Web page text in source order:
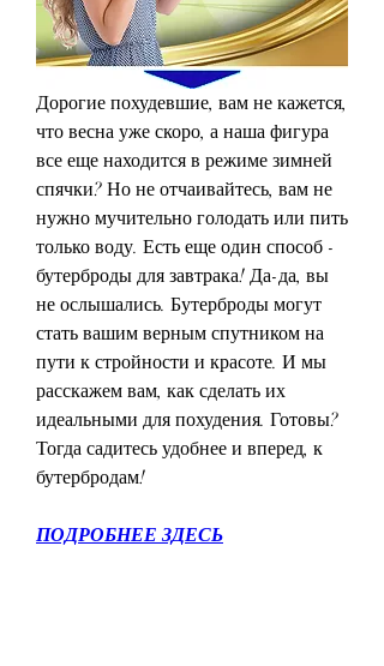
Дорогие похудевшие, вам не кажется,
что весна уже скоро, а наша фигура
все еще находится в режиме зимней
спячки? Но не отчаивайтесь, вам не
нужно мучительно голодать или пить
только воду. Есть еще один способ -
бутерброды для завтрака! Да-да, вы
не ослышались. Бутерброды могут
стать вашим верным спутником на
пути к стройности и красоте. И мы
расскажем вам, как сделать их
идеальными для похудения. Готовы?
Тогда садитесь удобнее и вперед, к
бутербродам!
ПОДРОБНЕЕ ЗДЕСЬ